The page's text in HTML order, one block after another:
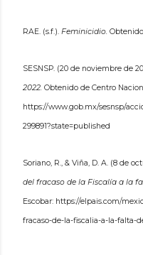
RAE. (s.f.). Feminicidio.
SESNSP. (20 de noviembre de
2022. Obtenido de Centro
https://www.gob.mx/sesnsp/
299891?state=published
Soriano, R., & Viña, D. A. (8 de
del fracaso de la Fiscalía a la
Escobar: https://elpais.com/
fracaso-de-la-fiscalia-a-la-falta-